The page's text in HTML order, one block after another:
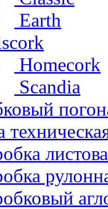
Earth
Homecork
Scandia